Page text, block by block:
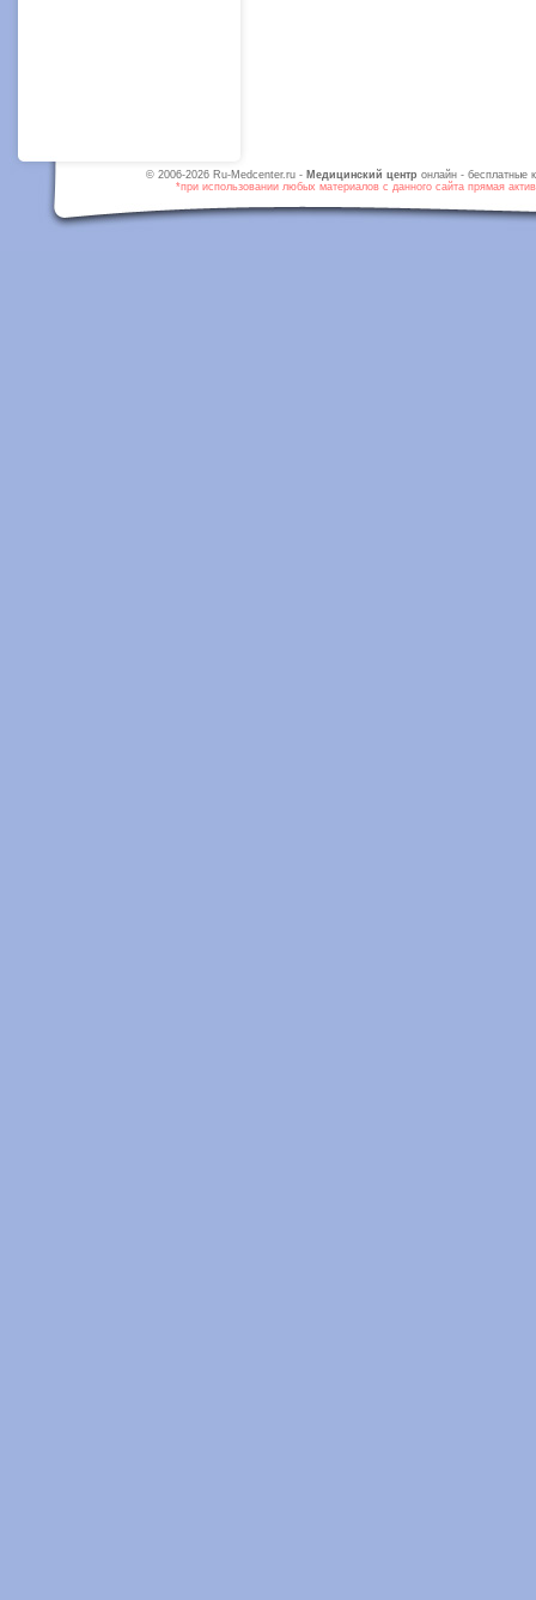
© 2006-2026 Ru-Medcenter.ru - Медицинский центр онлайн - бесплатные
*при использовании любых материалов с данного сайта прямая